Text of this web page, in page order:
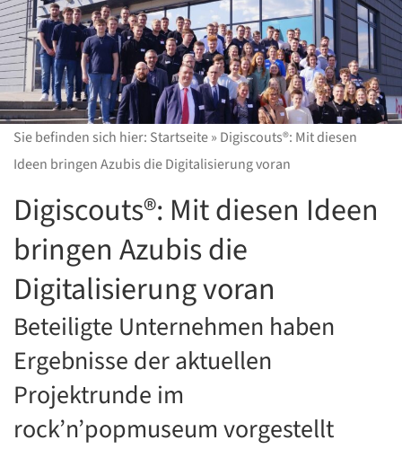
Sie befinden sich hier: Startseite» Digiscouts®: Mit diesen
Ideen bringen Azubis die Digitalisierung voran
Digiscouts®: Mit diesen Ideen
bringen Azubis die
Digitalisierung voran
Beteiligte Unternehmen haben
Ergebnisse der aktuellen
Projektrunde im
rock’n’popmuseum vorgestellt